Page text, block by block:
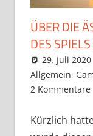
ÜBER DIE
DES
29. Juli 2020
Allgemein,
2 Kommentare
Kürzlich